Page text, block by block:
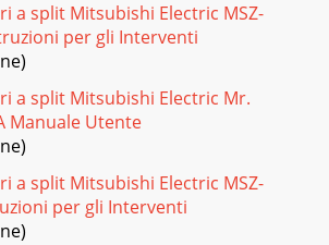
a split Mitsubishi Electric MSZ-
per gli Interventi
a split Mitsubishi Electric Mr.
Manuale Utente
a split Mitsubishi Electric MSZ-
per gli Interventi